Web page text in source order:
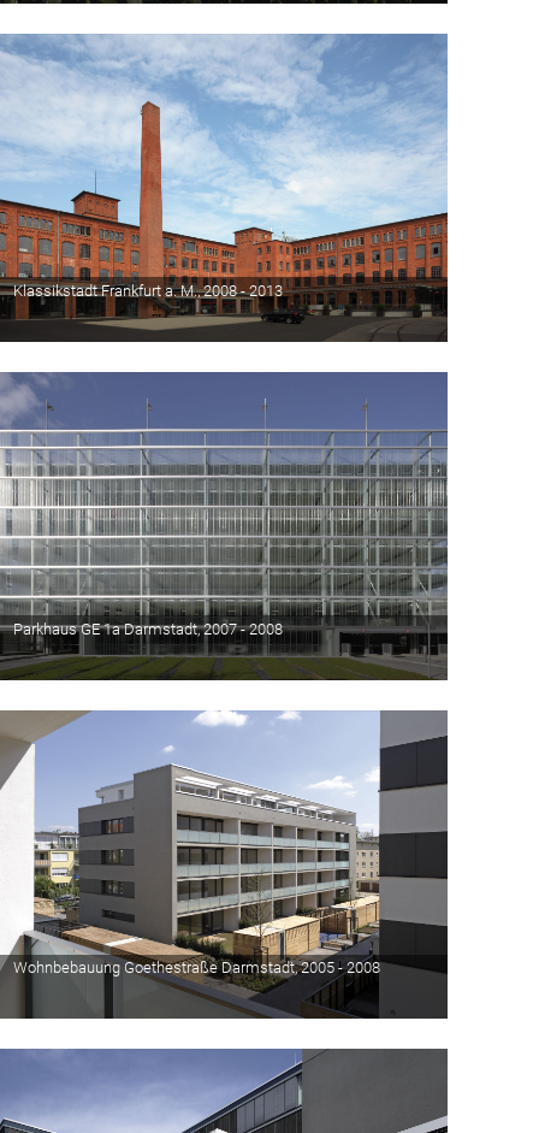
Klassikstadt Frankfurt a. M., 2008 - 2013
Parkhaus GE 1a Darmstadt, 2007 - 2008
Wohnbebauung Goethestraße Darmstadt, 2005 - 2008